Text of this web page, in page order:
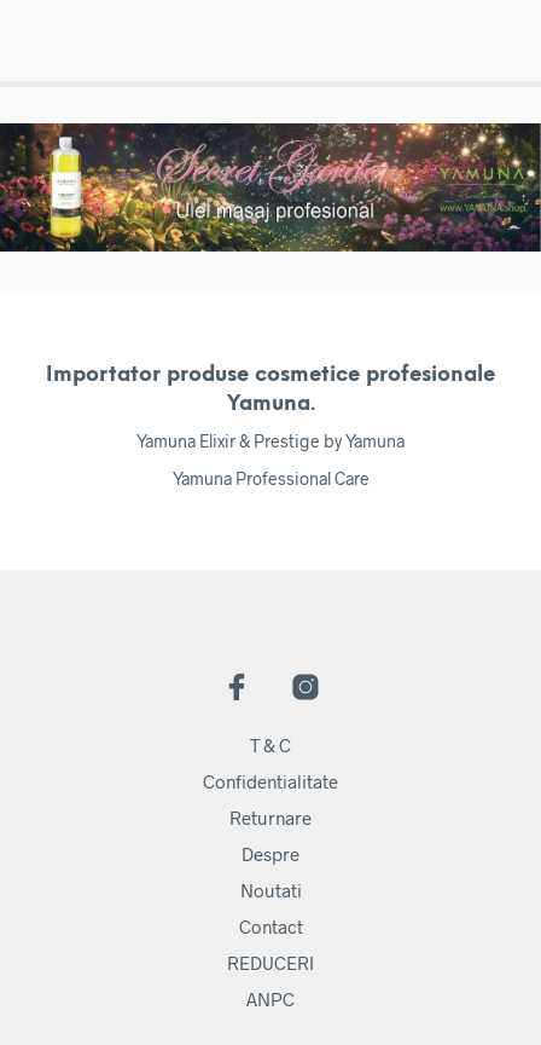
Importator produse cosmetice profesionale
Yamuna.
Yamuna Elixir & Prestige by Yamuna
Yamuna Professional Care
T & C
Confidentialitate
Returnare
Despre
Noutati
Contact
REDUCERI
ANPC